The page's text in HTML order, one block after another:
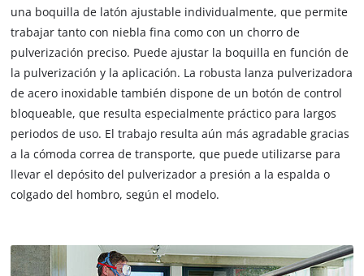
una boquilla de latón ajustable individualmente, que permite
trabajar tanto con niebla fina como con un chorro de
pulverización preciso. Puede ajustar la boquilla en función de
la pulverización y la aplicación. La robusta lanza pulverizadora
de acero inoxidable también dispone de un botón de control
bloqueable, que resulta especialmente práctico para largos
periodos de uso. El trabajo resulta aún más agradable gracias
a la cómoda correa de transporte, que puede utilizarse para
llevar el depósito del pulverizador a presión a la espalda o
colgado del hombro, según el modelo.